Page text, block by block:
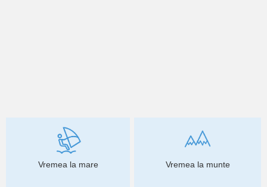
Vremea la mare Vremea la munte